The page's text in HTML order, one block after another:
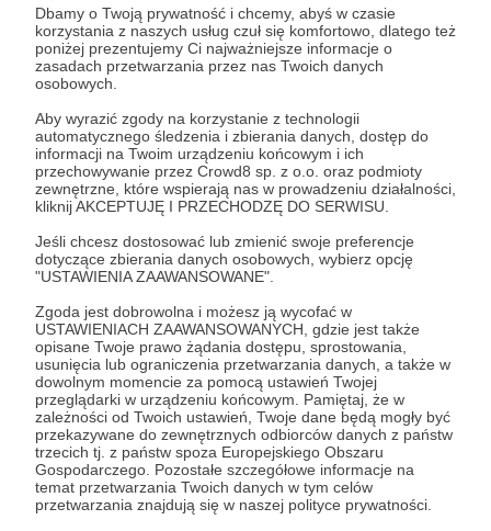
Dbamy o Twoją prywatność i chcemy, abyś w czasie
korzystania z naszych usług czuł się komfortowo, dlatego też
poniżej prezentujemy Ci najważniejsze informacje o
zasadach przetwarzania przez nas Twoich danych
osobowych.
Aby wyrazić zgody na korzystanie z technologii
automatycznego śledzenia i zbierania danych, dostęp do
informacji na Twoim urządzeniu końcowym i ich
przechowywanie przez Crowd8 sp. z o.o. oraz podmioty
zewnętrzne, które wspierają nas w prowadzeniu działalności,
kliknij AKCEPTUJĘ I PRZECHODZĘ DO SERWISU.
Jeśli chcesz dostosować lub zmienić swoje preferencje
dotyczące zbierania danych osobowych, wybierz opcję
"USTAWIENIA ZAAWANSOWANE".
Zgoda jest dobrowolna i możesz ją wycofać w
USTAWIENIACH ZAAWANSOWANYCH, gdzie jest także
opisane Twoje prawo żądania dostępu, sprostowania,
usunięcia lub ograniczenia przetwarzania danych, a także w
dowolnym momencie za pomocą ustawień Twojej
przeglądarki w urządzeniu końcowym. Pamiętaj, że w
zależności od Twoich ustawień, Twoje dane będą mogły być
przekazywane do zewnętrznych odbiorców danych z państw
trzecich tj. z państw spoza Europejskiego Obszaru
Gospodarczego. Pozostałe szczegółowe informacje na
temat przetwarzania Twoich danych w tym celów
przetwarzania znajdują się w naszej polityce prywatności.
✔️ Dostęp do filmów składających się ze
wszystkich niewykorzystanych materiałów z
większości odcinków - również do przeszłych,
które znajdziesz wśród postów na Patronite
✔️ Imienne podziękowania na planszy w odcinku
✔️ Moją nieopisaną wdzięczność
70 zł miesięcznie
Co tu dużo opowiadać. Dzięki Twojemu
wsparciu odcinki Dzikiego Ucha będą
wyglądać jeszcze lepiej!